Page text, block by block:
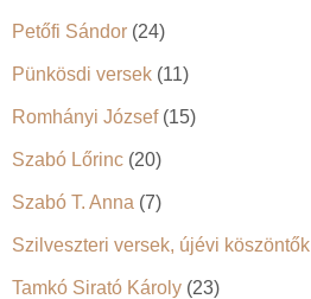
Petőfi Sándor (24)
Pünkösdi versek (11)
Romhányi József(15)
Szabó Lőrinc (20)
Szabó T. Anna (7)
Szilveszteri versek, újévi köszöntők
Tamkó Sirató Károly (23)